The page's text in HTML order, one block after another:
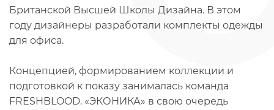
Британской Высшей Школы Дизайна. В этом
году дизайнеры разработали комплекты одежды
для офиса.
Концепцией, формированием коллекции и
подготовкой к показу занималась команда
FRESHBLOOD. «ЭКОНИКА» в свою очередь